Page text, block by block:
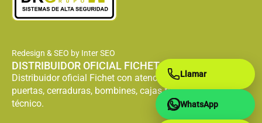
Redesign & SEO by Inter SEO
DISTRIBUIDOR OFICIAL FICHET
Distribuidor oficial Fichet con atención especializada en
puertas, cerraduras, bombines, cajas fuertes y servicio
técnico.
Llamar
WhatsApp